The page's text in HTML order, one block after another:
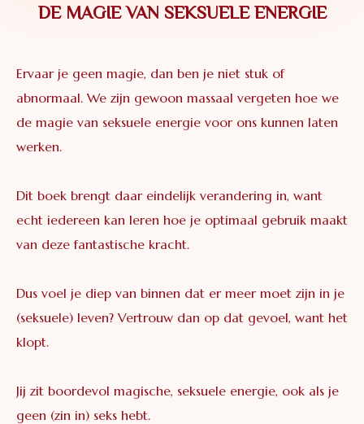
DE MAGIE VAN SEKSUELE ENERGIE
Ervaar je geen magie, dan ben je niet stuk of
abnormaal. We zijn gewoon massaal vergeten hoe we
de magie van seksuele energie voor ons kunnen laten
werken.
Dit boek brengt daar eindelijk verandering in, want
echt iedereen kan leren hoe je optimaal gebruik maakt
van deze fantastische kracht.
Dus voel je diep van binnen dat er meer moet zijn in je
(seksuele) leven? Vertrouw dan op dat gevoel, want het
klopt.
Jij zit boordevol magische, seksuele energie, ook als je
geen (zin in) seks hebt.